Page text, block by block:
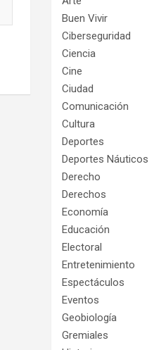
Buen Vivir
Ciberseguridad
Ciencia
Cine
Ciudad
Comunicación
Cultura
Deportes
Deportes Náuticos
Derecho
Derechos
Economía
Educación
Electoral
Entretenimiento
Espectáculos
Eventos
Geobiología
Gremiales